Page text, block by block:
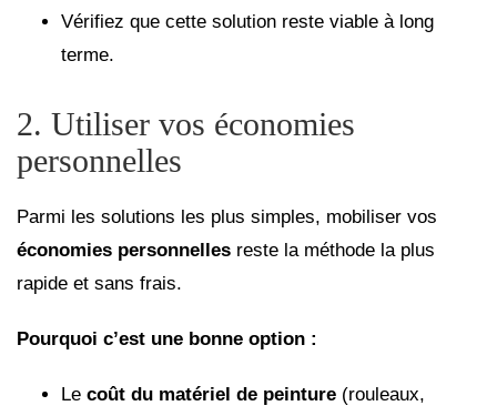
Vérifiez que cette solution reste viable à long
terme.
2. Utiliser vos économies
personnelles
Parmi les solutions les plus simples, mobiliser vos
économies personnelles reste la méthode la plus
rapide et sans frais.
Pourquoi c’est une bonne option :
Le coût du matériel de peinture (rouleaux,